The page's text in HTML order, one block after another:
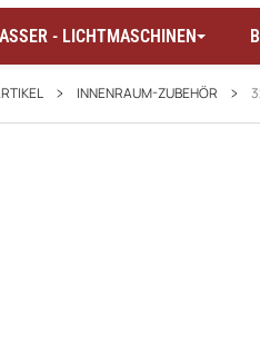
- LICHTMASCHINEN
INNENRAUM-ZUBEHÖR